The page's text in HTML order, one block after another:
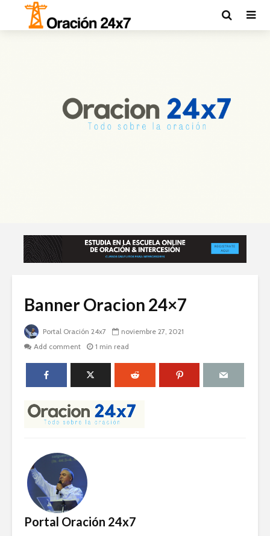
Banner Oracion 24×7
Portal Oración 24x7
noviembre 27, 2021
Add comment
1 min read
Portal Oración 24x7